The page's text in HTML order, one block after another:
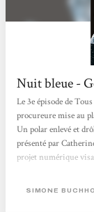
Nuit bleue -
Le 3e épisode de
procureure mise au
Un polar enlevé et
présenté par
projet numérique
nouveaux livres dans
SIMONE